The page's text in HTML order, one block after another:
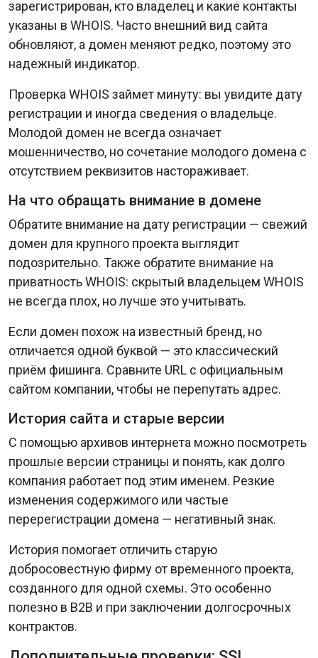
зарегистрирован, кто владелец и какие контакты
указаны в WHOIS. Часто внешний вид сайта
обновляют, а домен меняют редко, поэтому это
надежный индикатор.
Проверка WHOIS займет минуту: вы увидите дату
регистрации и иногда сведения о владельце.
Молодой домен не всегда означает
мошенничество, но сочетание молодого домена с
отсутствием реквизитов настораживает.
На что обращать внимание в домене
Обратите внимание на дату регистрации — свежий
домен для крупного проекта выглядит
подозрительно. Также обратите внимание на
приватность WHOIS: скрытый владельцем WHOIS
не всегда плох, но лучше это учитывать.
Если домен похож на известный бренд, но
отличается одной буквой — это классический
приём фишинга. Сравните URL с официальным
сайтом компании, чтобы не перепутать адрес.
История сайта и старые версии
С помощью архивов интернета можно посмотреть
прошлые версии страницы и понять, как долго
компания работает под этим именем. Резкие
изменения содержимого или частые
перерегистрации домена — негативный знак.
История помогает отличить старую
добросовестную фирму от временного проекта,
созданного для одной схемы. Это особенно
полезно в B2B и при заключении долгосрочных
контрактов.